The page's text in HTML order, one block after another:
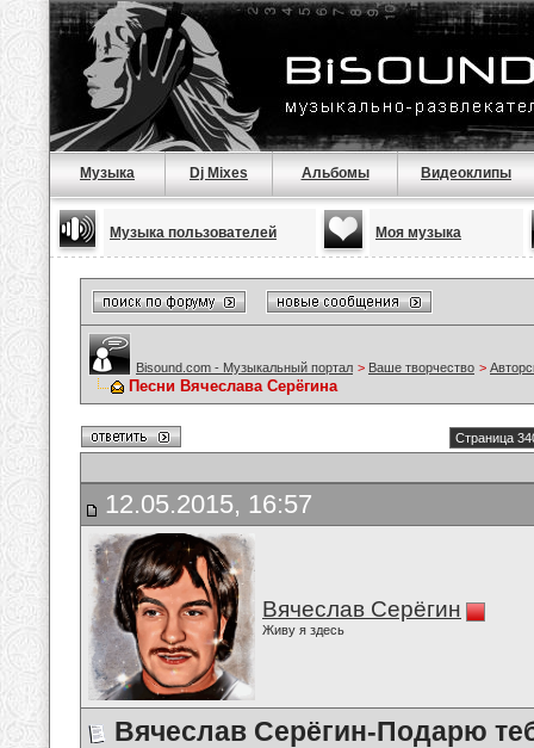
Музыка Dj Mixes Альбомы Видеоклипы
Музыка пользователей Моя музыка
Bisound.com - Музыкальный портал > Ваше творчество >
Песни Вячеслава Серёгина
Страница
12.05.2015, 16:57
Вячеслав Серёгин
Живу я здесь
Вячеслав Серёгин-Подарю